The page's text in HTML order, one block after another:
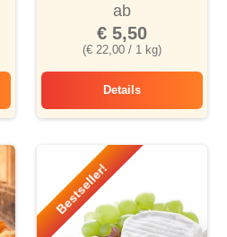
Kaffee
(€ 22,00 / 1 kg)
ab
€ 5,50
Details
Bestseller!